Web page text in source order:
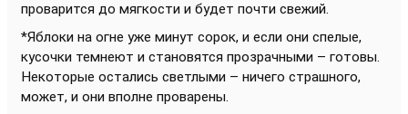
проварится до мягкости и будет почти свежий.
*Яблоки на огне уже минут сорок, и если они спелые,
кусочки темнеют и становятся прозрачными – готовы.
Некоторые остались светлыми – ничего страшного,
может, и они вполне проварены.